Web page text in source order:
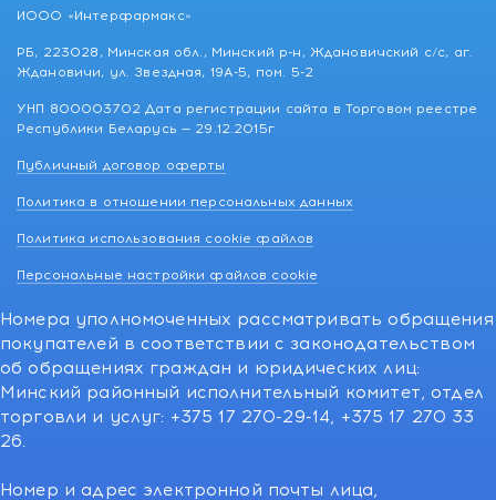
ИООО «Интерфармакс»
РБ, 223028, Минская обл., Минский р-н, Ждановичский с/с, аг.
Ждановичи, ул. Звездная, 19А-5, пом. 5-2
УНП 800003702 Дата регистрации сайта в Торговом реестре
Республики Беларусь — 29.12.2015г
Публичный договор оферты
Политика в отношении персональных данных
Политика использования cookie файлов
Персональные настройки файлов cookie
Номера уполномоченных рассматривать обращения
покупателей в соответствии с законодательством
об обращениях граждан и юридических лиц:
Минский районный исполнительный комитет, отдел
торговли и услуг: +375 17 270-29-14, +375 17 270 33
26.
Номер и адрес электронной почты лица,